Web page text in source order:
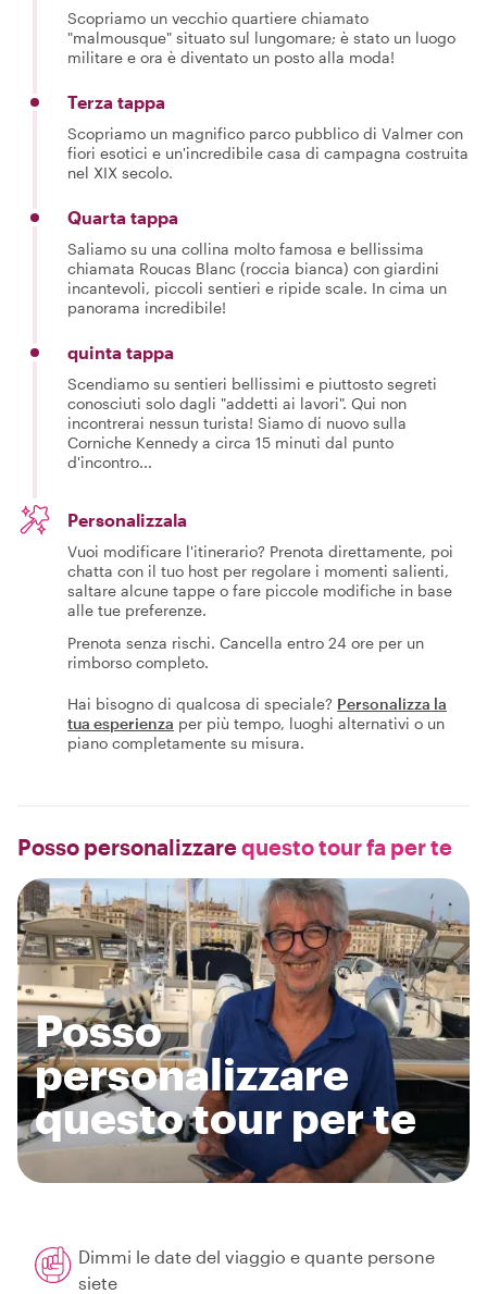
Scopriamo un vecchio quartiere chiamato
"malmousque" situato sul lungomare; è stato un luogo
militare e ora è diventato un posto alla moda!
Terza tappa
Scopriamo un magnifico parco pubblico di Valmer con
fiori esotici e un'incredibile casa di campagna costruita
nel XIX secolo.
Quarta tappa
Saliamo su una collina molto famosa e bellissima
chiamata Roucas Blanc (roccia bianca) con giardini
incantevoli, piccoli sentieri e ripide scale. In cima un
panorama incredibile!
quinta tappa
Scendiamo su sentieri bellissimi e piuttosto segreti
conosciuti solo dagli "addetti ai lavori". Qui non
incontrerai nessun turista! Siamo di nuovo sulla
Corniche Kennedy a circa 15 minuti dal punto
d'incontro...
Personalizzala
Vuoi modificare l'itinerario? Prenota direttamente, poi
chatta con il tuo host per regolare i momenti salienti,
saltare alcune tappe o fare piccole modifiche in base
alle tue preferenze.
Prenota senza rischi. Cancella entro 24 ore per un
rimborso completo.
Hai bisogno di qualcosa di speciale? Personalizza la
tua esperienza per più tempo, luoghi alternativi o un
piano completamente su misura.
Posso personalizzarequesto tour fa per te
Posso
personalizzare
questo tour per te
Dimmi le date del viaggio e quante persone
siete